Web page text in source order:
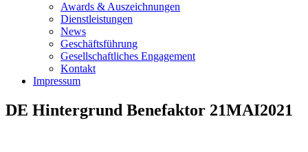
Awards & Auszeichnungen
Dienstleistungen
News
Geschäftsführung
Gesellschaftliches Engagement
Kontakt
Impressum
DE Hintergrund Benefaktor 21MAI2021